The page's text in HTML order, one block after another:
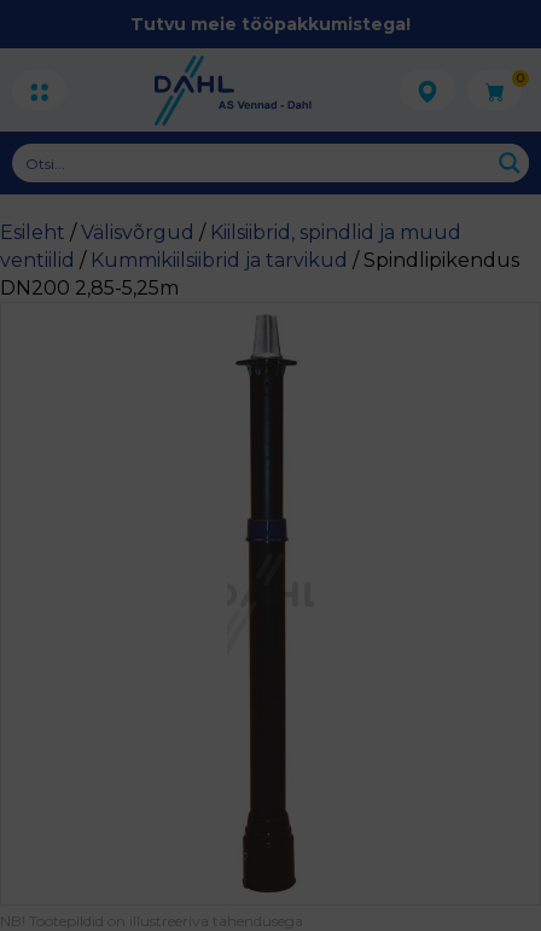
Tutvu meie tööpakkumistega!
0
Esileht /Välisvõrgud / Kiilsiibrid, spindlid ja muud
ventiilid / Kummikiilsiibrid ja tarvikud / Spindlipikendus
DN200 2,85-5,25m
NB! Tootepildid on illustreeriva tähendusega